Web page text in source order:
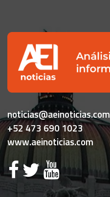
noticias@aeinoticias.com
+52 473 690 1023
www.aeinoticias.com